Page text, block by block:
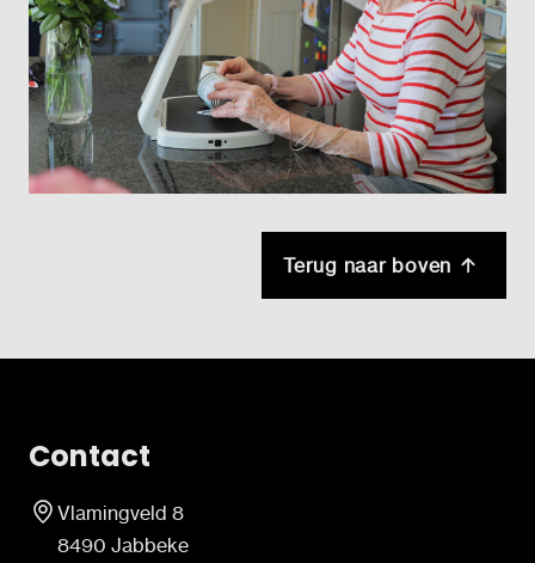
Terug naar boven
Contact
Vlamingveld 8
8490 Jabbeke